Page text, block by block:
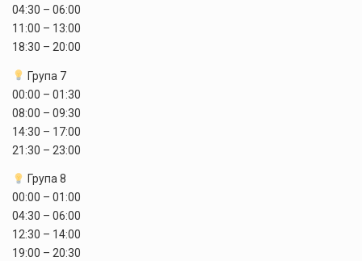
04:30 – 06:00
11:00 – 13:00
18:30 – 20:00
Група 7
00:00 – 01:30
08:00 – 09:30
14:30 – 17:00
21:30 – 23:00
Група 8
00:00 – 01:00
04:30 – 06:00
12:30 – 14:00
19:00 – 20:30